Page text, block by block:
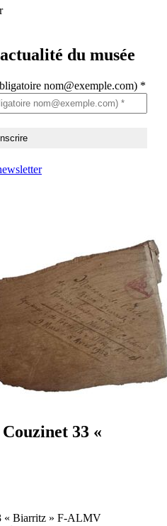
du musée
nom@exemple.com) *
33 «
« Biarritz » F-ALMV